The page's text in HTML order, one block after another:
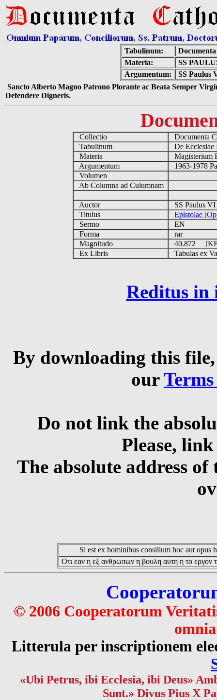
Tabulinum:
Materia:
SS
Argumentum:
SS Paulus
Sancto Alberto Magno Patrono Plorante ac Beata Semper
Defendere Digneris.
Collectio
Documenta
Tabulinum
De
Materia
Magisterium
Argumentum
1963-1978
Volumen
Ab Columna ad Culumnam
Auctor
SS Paulus
Titulus
Epistolae
Sermo
EN
Forma
rar
Magnitudo
40.872
Ex Libris
Tabulas ex
Reditus in
By downloading this
our
Do not link the
Please,
The absolute address
Si est ex hominibus consilium hoc aut opus
Οτι εαν η εξ ανθρωπων η βουλη αυτη η το εργον
© 2006 Cooperatorum
Litterula per inscriptionem
«Ubi Petrus, ibi Ecclesia, ibi Deus»
Sunt.» Divus Pius X